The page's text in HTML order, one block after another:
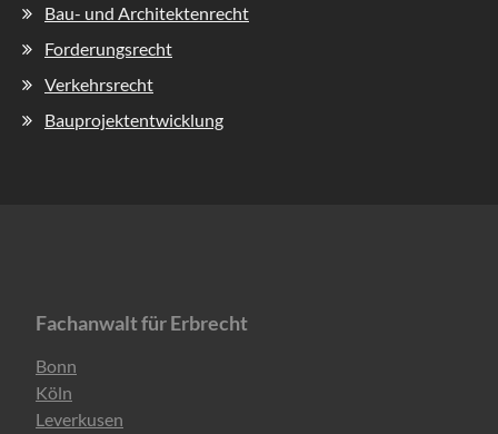
Bau- und Architektenrecht
Forderungsrecht
Verkehrsrecht
Bauprojektentwicklung
Fachanwalt für Erbrecht
Navigation
überspringen
Bonn
Köln
Leverkusen